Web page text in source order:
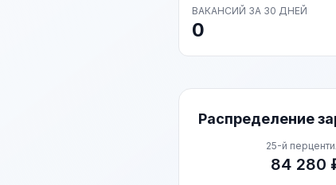
ВАКАНСИЙ ЗА 30 ДНЕЙ
0
Распределение
25-й
84 280